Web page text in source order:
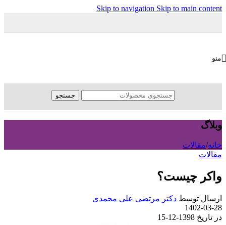
Skip to navigation Skip to main content
منو
جستجو
وبلاگ
خانه/مقالات
مقالات
واکر چیست؟
ارسال توسط دکتر مرتضی علی محمدی
1402-03-28
در تاریخ 1398-12-15